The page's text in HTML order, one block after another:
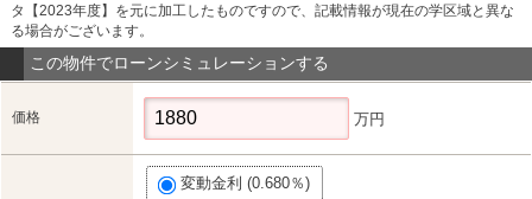
タ【2023年度】を元に加工したものですので、記載情報が現在の学区域と異な
る場合がございます。
この物件でローンシミュレーションする
価格 万円
変動金利 (0.680％)